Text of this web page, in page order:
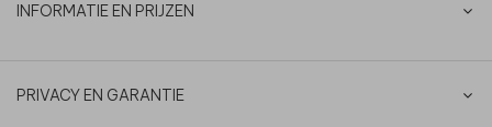
INFORMATIE EN PRIJZEN
PRIVACY EN GARANTIE